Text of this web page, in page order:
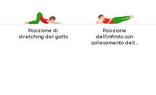
Posizione di
stretching del gatto
Posizione
dell'infinito con
sollevamento delle